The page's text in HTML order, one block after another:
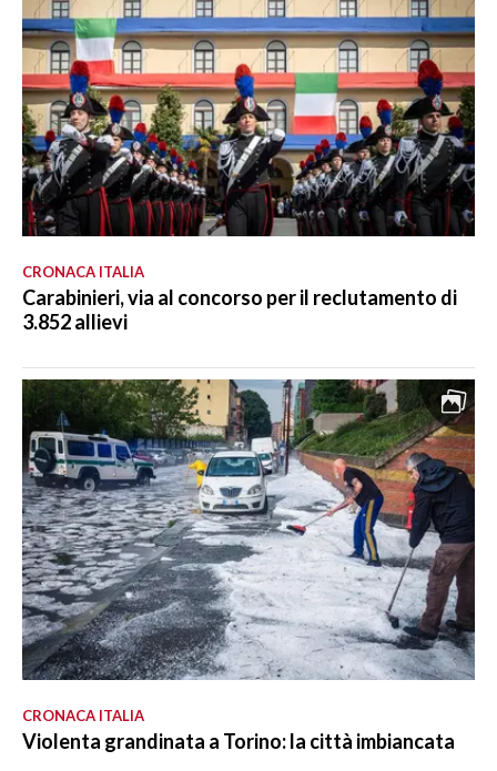
CRONACA ITALIA
Carabinieri, via al concorso per il reclutamento di
3.852 allievi
CRONACA ITALIA
Violenta grandinata a Torino: la città imbiancata